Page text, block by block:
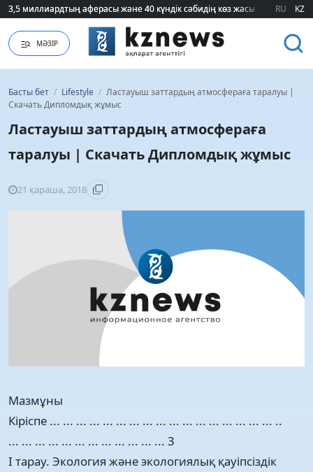
75 мың білім гранты кімдерге бұйырады? RU KZ
МӘЗІР
Басты бет / Lifestyle / Ластауыш заттардың атмосфераға таралуы |
Скачать Дипломдық жұмыс
Ластауыш заттардың атмосфераға
таралуы | Скачать Дипломдық жұмыс
21 қараша, 2018
Мазмұны
Кіріспе ... ... ... ... ... ... ... ... ... ... ... ... ... ... ... ... ... ..
... ... ... ... ... ... ... ... ... ... ... ... 3
І тарау. Экология және экологиялық қауіпсіздік